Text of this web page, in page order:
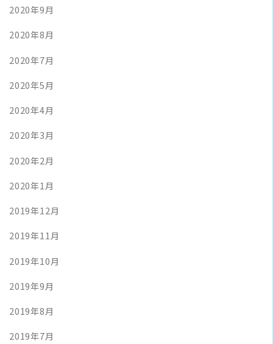
2020年9月
2020年8月
2020年7月
2020年5月
2020年4月
2020年3月
2020年2月
2020年1月
2019年12月
2019年11月
2019年10月
2019年9月
2019年8月
2019年7月